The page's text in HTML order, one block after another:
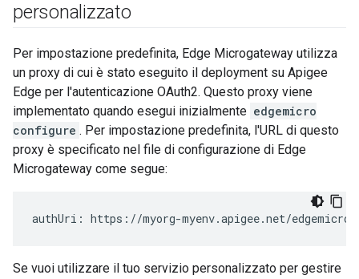
personalizzato
Per impostazione predefinita, Edge Microgateway utilizza
un proxy di cui è stato eseguito il deployment su Apigee
Edge per l'autenticazione OAuth2. Questo proxy viene
implementato quando esegui inizialmente edgemicro
configure . Per impostazione predefinita, l'URL di questo
proxy è specificato nel file di configurazione di Edge
Microgateway come segue:
authUri: https://myorg-myenv.apigee.net/edgemicro-
Se vuoi utilizzare il tuo servizio personalizzato per gestire